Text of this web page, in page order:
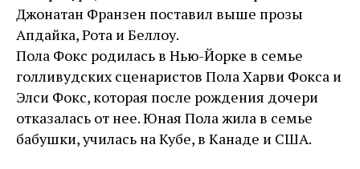
Джонатан Франзен поставил выше прозы
Апдайка, Рота и Беллоу.
Пола Фокс родилась в Нью-Йорке в семье
голливудских сценаристов Пола Харви Фокса и
Элси Фокс, которая после рождения дочери
отказалась от нее. Юная Пола жила в семье
бабушки, училась на Кубе, в Канаде и США.